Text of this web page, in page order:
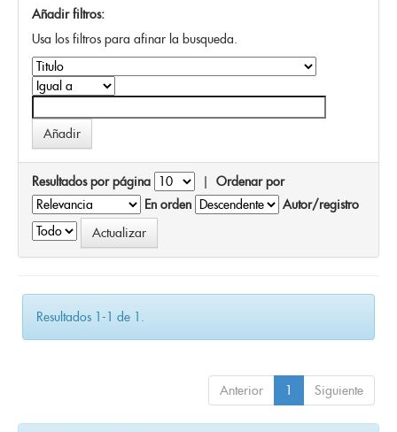
Añadir filtros:
Usa los filtros para afinar la busqueda.
Resultados por página | Ordenar por
En orden
Autor/registro
Resultados 1-1 de 1.
Anterior 1 Siguiente